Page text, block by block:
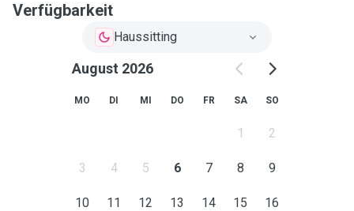
Verfügbarkeit
Haussitting
August 2026
MO DI MI DO FR SA SO
1 2
3 4 5 6 7 8 9
10 11 12 13 14 15 16